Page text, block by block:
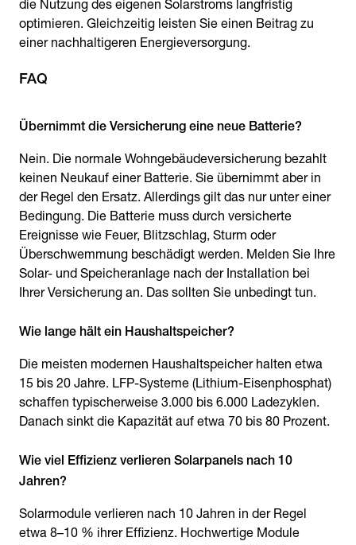
die Nutzung des eigenen Solarstroms langfristig
optimieren. Gleichzeitig leisten Sie einen Beitrag zu
einer nachhaltigeren Energieversorgung.
FAQ
Nein. Die normale Wohngebäudeversicherung bezahlt
keinen Neukauf einer Batterie. Sie übernimmt aber in
der Regel den Ersatz. Allerdings gilt das nur unter einer
Bedingung. Die Batterie muss durch versicherte
Ereignisse wie Feuer, Blitzschlag, Sturm oder
Überschwemmung beschädigt werden. Melden Sie Ihre
Solar- und Speicheranlage nach der Installation bei
Ihrer Versicherung an. Das sollten Sie unbedingt tun.
Wie lange hält ein Haushaltspeicher?
Die meisten modernen Haushaltspeicher halten etwa
15 bis 20 Jahre. LFP-Systeme (Lithium-Eisenphosphat)
schaffen typischerweise 3.000 bis 6.000 Ladezyklen.
Danach sinkt die Kapazität auf etwa 70 bis 80 Prozent.
Wie viel Effizienz verlieren Solarpanels nach 10
Jahren?
Solarmodule verlieren nach 10 Jahren in der Regel
etwa 8–10 % ihrer Effizienz. Hochwertige Module